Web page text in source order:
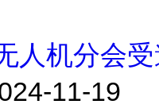
人机分会
11-19